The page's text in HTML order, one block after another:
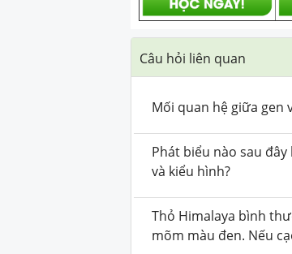
Câu hỏi liên quan
Mối quan hệ giữa gen
Phát biểu nào sau
và kiểu hình?
Thỏ Himalaya bình
mõm màu đen. Nếu